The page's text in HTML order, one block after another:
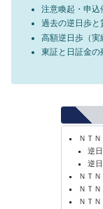
注意喚起・申込
過去の逆日歩と
高額逆日歩（実
東証と日証金の
ＮＴ
逆
逆
ＮＴ
ＮＴ
ＮＴ